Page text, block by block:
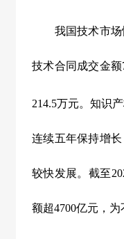
我国技术市场快
技术合同成交金额
214.5万元。知识
连续五年保持增
较快发展。截至
额超4700亿元，为